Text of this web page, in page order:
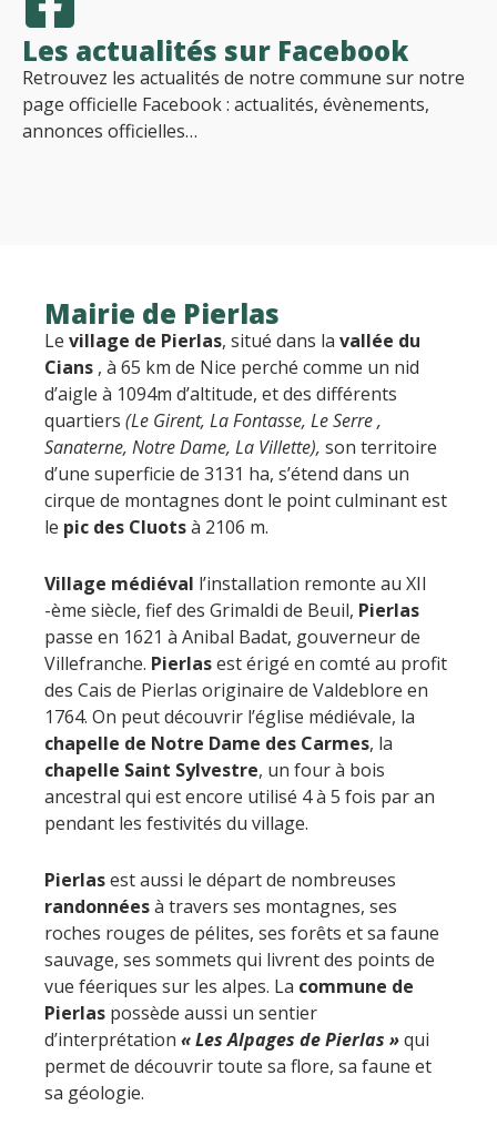
Les actualités sur Facebook
Retrouvez les actualités de notre commune sur notre
page officielle Facebook : actualités, évènements,
annonces officielles…
Mairie de Pierlas
Le village de Pierlas, situé dans la vallée du
Cians , à 65 km de Nice perché comme un nid
d’aigle à 1094m d’altitude, et des différents
quartiers (Le Girent, La Fontasse, Le Serre ,
Sanaterne, Notre Dame, La Villette), son territoire
d’une superficie de 3131 ha, s’étend dans un
cirque de montagnes dont le point culminant est
le pic des Cluotsà 2106 m.
Village médiéval l’installation remonte au XII
-ème siècle, fief des Grimaldi de Beuil, Pierlas
passe en 1621 à Anibal Badat, gouverneur de
Villefranche. Pierlasest érigé en comté au profit
des Cais de Pierlas originaire de Valdeblore en
1764. On peut découvrir l’église médiévale, la
chapelle de Notre Dame des Carmes, la
chapelle Saint Sylvestre, un four à bois
ancestral qui est encore utilisé 4 à 5 fois par an
pendant les festivités du village.
Pierlasest aussi le départ de nombreuses
randonnéesà travers ses montagnes, ses
roches rouges de pélites, ses forêts et sa faune
sauvage, ses sommets qui livrent des points de
vue féeriques sur les alpes. La commune de
Pierlas possède aussi un sentier
d’interprétation « Les Alpages de Pierlas »qui
permet de découvrir toute sa flore, sa faune et
sa géologie.